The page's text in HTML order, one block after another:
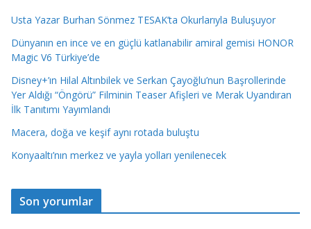
Usta Yazar Burhan Sönmez TESAK’ta Okurlarıyla Buluşuyor
Dünyanın en ince ve en güçlü katlanabilir amiral gemisi HONOR
Magic V6 Türkiye’de
Disney+’ın Hilal Altınbilek ve Serkan Çayoğlu’nun Başrollerinde
Yer Aldığı “Öngörü” Filminin Teaser Afişleri ve Merak Uyandıran
İlk Tanıtımı Yayımlandı
Macera, doğa ve keşif aynı rotada buluştu
Konyaaltı’nın merkez ve yayla yolları yenilenecek
Son yorumlar